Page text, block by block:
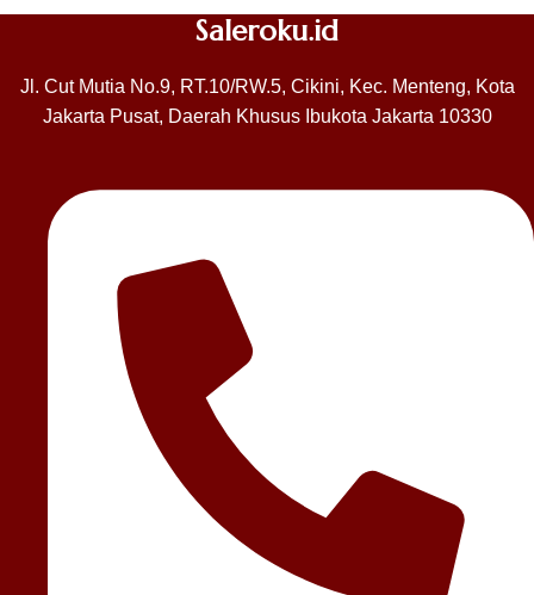
Saleroku.id
Jl. Cut Mutia No.9, RT.10/RW.5, Cikini, Kec. Menteng, Kota
Jakarta Pusat, Daerah Khusus Ibukota Jakarta 10330